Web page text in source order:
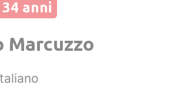
anni
Marcuzzo